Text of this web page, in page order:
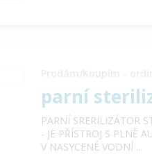
parní
PARNÍ SRERILIZÁTOR
- JE PŘÍSTROJ S PLNĚ
V NASYCENÉ VODNÍ ...